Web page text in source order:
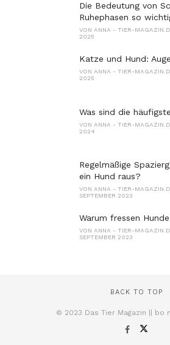
Die Bedeutung von
Ruhephasen so
VON ANNA - TIER-
2025
Katze und Hund:
VON ANNA - TIER-
2025
Was sind die
VON ANNA - TIER-
2024
Regelmäßige
ein Hund raus?
VON ANNA - TIER-
SEPTEMBER 2023
Warum fressen
VON ANNA - TIER-
SEPTEMBER 2023
BACK TO TOP
© 2023 Das Tier Magazin || bo